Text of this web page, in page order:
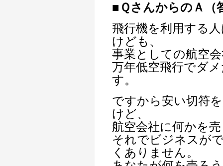
■ＱさんからのＡ（
飛行機を利用する
けども、
事業としての航空
万年低空飛行でダ
す。
ですから安い切符
けど、
航空会社に何かを
それでビジネスが
くありません。